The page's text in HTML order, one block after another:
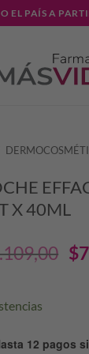
EL PAÍS A
X 40ML
El
$
12 pagos